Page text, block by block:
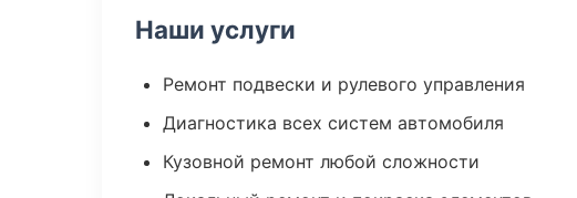
Наши услуги
Ремонт подвески и рулевого управления
Диагностика всех систем автомобиля
Кузовной ремонт любой сложности